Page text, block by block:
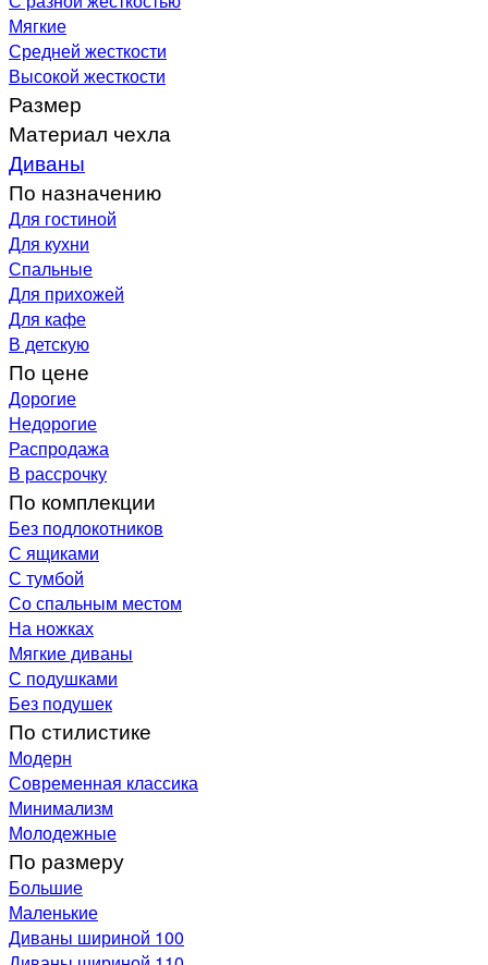
Мягкие
Средней жесткости
Высокой жесткости
Размер
Материал чехла
Диваны
По назначению
Для гостиной
Для кухни
Спальные
Для прихожей
Для кафе
В детскую
По цене
Дорогие
Недорогие
Распродажа
В рассрочку
По комплекции
Без подлокотников
С ящиками
С тумбой
Со спальным местом
На ножках
Мягкие диваны
С подушками
Без подушек
По стилистике
Модерн
Современная классика
Минимализм
Молодежные
По размеру
Большие
Маленькие
Диваны шириной 100